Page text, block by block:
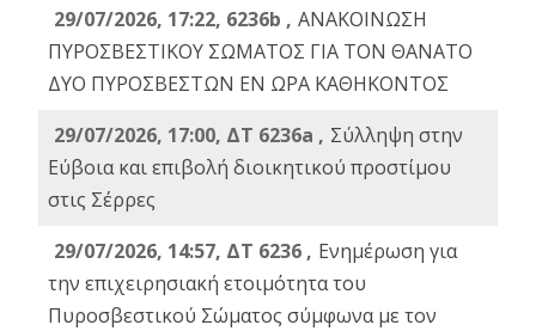
29/07/2026, 17:22, 6236b , ΑΝΑΚΟΙΝΩΣΗ
ΠΥΡΟΣΒΕΣΤΙΚΟΥ ΣΩΜΑΤΟΣ ΓΙΑ ΤΟΝ ΘΑΝΑΤΟ
ΔΥΟ ΠΥΡΟΣΒΕΣΤΩΝ ΕΝ ΩΡΑ ΚΑΘΗΚΟΝΤΟΣ
29/07/2026, 17:00, ΔΤ 6236a , Σύλληψη στην
Εύβοια και επιβολή διοικητικού προστίμου
στις Σέρρες
29/07/2026, 14:57, ΔΤ 6236 , Ενημέρωση για
την επιχειρησιακή ετοιμότητα του
Πυροσβεστικού Σώματος σύμφωνα με τον